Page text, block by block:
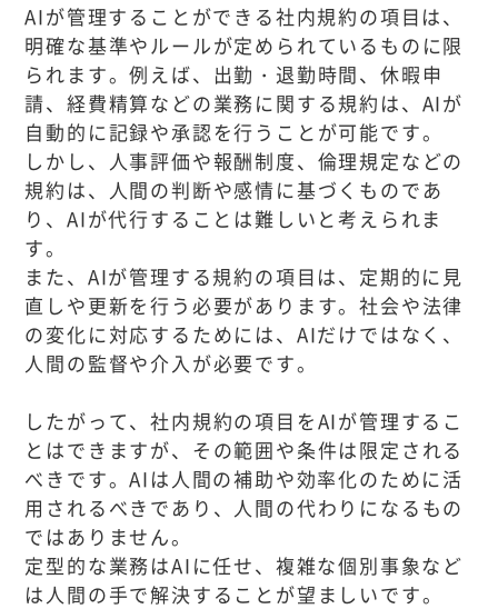
AIが管理することができる社内規約の項目は、
明確な基準やルールが定められているものに限
られます。例えば、出勤・退勤時間、休暇申
請、経費精算などの業務に関する規約は、AIが
自動的に記録や承認を行うことが可能です。
しかし、人事評価や報酬制度、倫理規定などの
規約は、人間の判断や感情に基づくものであ
り、AIが代行することは難しいと考えられま
す。
また、AIが管理する規約の項目は、定期的に見
直しや更新を行う必要があります。社会や法律
の変化に対応するためには、AIだけではなく、
人間の監督や介入が必要です。
したがって、社内規約の項目をAIが管理するこ
とはできますが、その範囲や条件は限定される
べきです。AIは人間の補助や効率化のために活
用されるべきであり、人間の代わりになるもの
ではありません。
定型的な業務はAIに任せ、複雑な個別事象など
は人間の手で解決することが望ましいです。